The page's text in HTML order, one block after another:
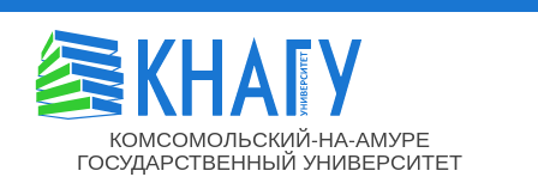
КОМСОМОЛЬСКИЙ-НА-АМУРЕ
ГОСУДАРСТВЕННЫЙ УНИВЕРСИТЕТ